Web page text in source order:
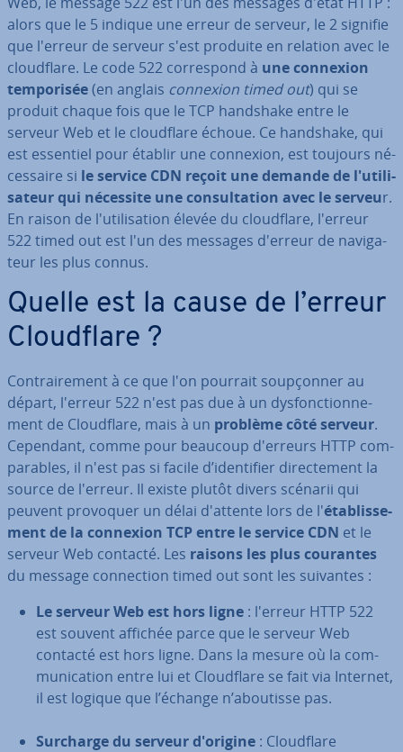
alors que le 5 indique une erreur de serveur, le 2 signifie
que l'erreur de serveur s'est produite en relation avec le
cloud­flare. Le code 522 cor­res­pond à une connexion
tem­po­ri­sée(en anglais connexion timed out) qui se
produit chaque fois que le TCP handshake entre le
serveur Web et le cloud­flare échoue. Ce handshake, qui
est essentiel pour établir une connexion, est toujours né­
ces­saire si le service CDN reçoit une demande de l'uti­li­
sa­teur qui nécessite une con­sul­ta­tion avec le serveur.
En raison de l'uti­li­sa­tion élevée du cloud­flare, l'erreur
522 timed out est l'un des messages d'erreur de na­vi­ga­
teur les plus connus.
Quelle est la cause de l’erreur
Cloud­flare ?
Con­trai­re­ment à ce que l'on pourrait soup­çon­ner au
départ, l'erreur 522 n'est pas due à un dys­fonc­tion­ne­
ment de Cloud­flare, mais à un problème côté serveur.
Cependant, comme pour beaucoup d'erreurs HTTP com­
pa­rables, il n'est pas si facile d’iden­ti­fier di­rec­te­ment la
source de l'erreur. Il existe plutôt divers scénarii qui
peuvent provoquer un délai d'attente lors de l'éta­blis­se­
ment de la connexion TCP entre le service CDN et le
serveur Web contacté. Les raisons les plus courantes
du message con­nec­tion timed out sont les suivantes :
Le serveur Web est hors ligne : l'erreur HTTP 522
est souvent affichée parce que le serveur Web
contacté est hors ligne. Dans la mesure où la com­
mu­ni­ca­tion entre lui et Cloud­flare se fait via Internet,
il est logique que l’échange n’aboutisse pas.
Surcharge du serveur d'origine : Cloud­flare